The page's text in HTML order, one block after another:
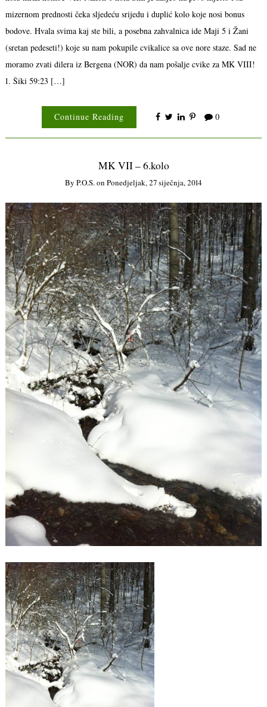
mizernom prednosti čeka sljedeću srijedu i duplić kolo koje nosi bonus
bodove. Hvala svima kaj ste bili, a posebna zahvalnica ide Maji 5 i Žani
(sretan pedeseti!) koje su nam pokupile cvikalice sa ove nore staze. Sad ne
moramo zvati dilera iz Bergena (NOR) da nam pošalje cvike za MK VIII!
1. Šiki 59:23 […]
Continue Reading 0
MK VII – 6.kolo
By P.o.s.on Ponedjeljak, 27 siječnja, 2014